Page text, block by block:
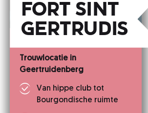
Fort Sint
Gertrudis
Trouwlocatie in
Geertruidenberg
Van hippe club tot
Bourgondische ruimte